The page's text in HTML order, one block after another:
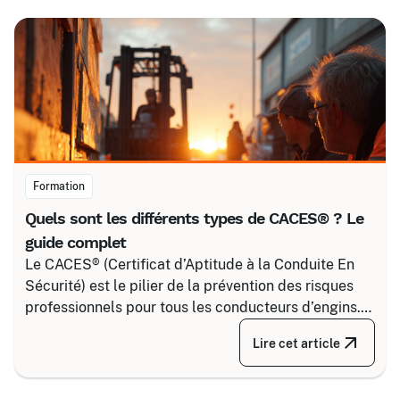
tension.
Formation
Quels sont les différents types de CACES® ? Le
guide complet
Le CACES® (Certificat d’Aptitude à la Conduite En
Sécurité) est le pilier de la prévention des risques
professionnels pour tous les conducteurs d’engins.
Depuis la réforme de 2020, il s’articule autour de 8
grandes familles d’équipements, divisées selon
Lire cet article